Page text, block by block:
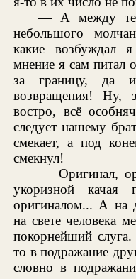
— А между
небольшого
какие возбуждал
мнение я сам питал
за границу, да
возвращения! Ну,
востро, всё
следует нашему
смекает, а под
смекнул!
— Оригинал,
укоризной
оригиналом... А на
на свете человека
покорнейший
то в подражание
словно в